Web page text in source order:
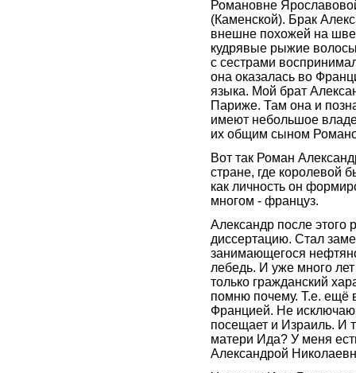
Романовне
(Каменской). Брак
внешне похожей на
кудрявые рыжие
с сестрами
она оказалась во
языка. Мой брат
Париже. Там она и
имеют небольшое
их общим сыном
Вот так Роман
стране, где королевой
как личность он
многом - француз.
Александр после этого
диссертацию. Стал
занимающегося
лебедь. И уже много
только гражданский
помню почему. Т.е. ещё
Францией. Не
посещает и Израиль. И
матери Ида? У меня
Александрой